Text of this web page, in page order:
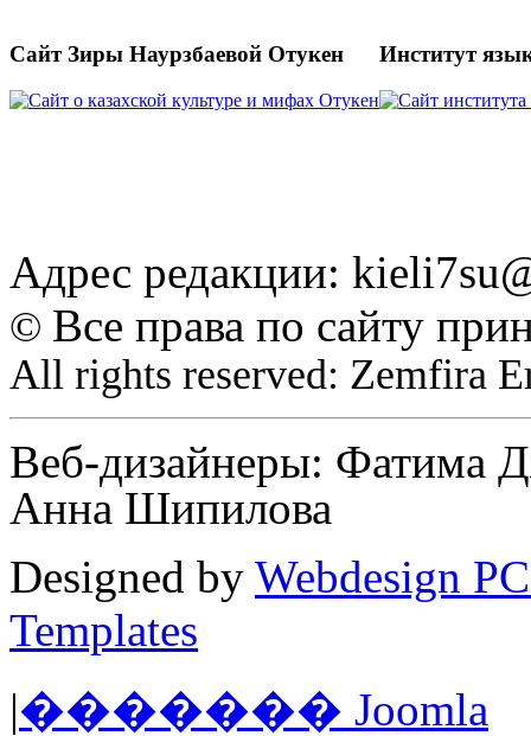
Сайт Зиры Наурзбаевой Отукен Институт
Адрес редакции:
© Все права по сайту
All rights reserved: Zemfira
Веб-дизайнеры: Фатима
Анна Шипилова
Designed by Webdesign
Templates
|������� Joomla